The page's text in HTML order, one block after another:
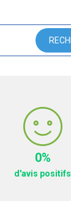
0%
d'avis positifs